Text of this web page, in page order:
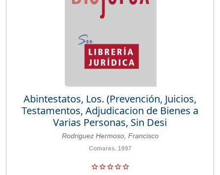
Abintestatos, Los. (Prevención, Juicios,
Testamentos, Adjudicacion de Bienes a
Varias Personas, Sin Desi
Rodriguez Hermoso, Francisco
Comares. 1997